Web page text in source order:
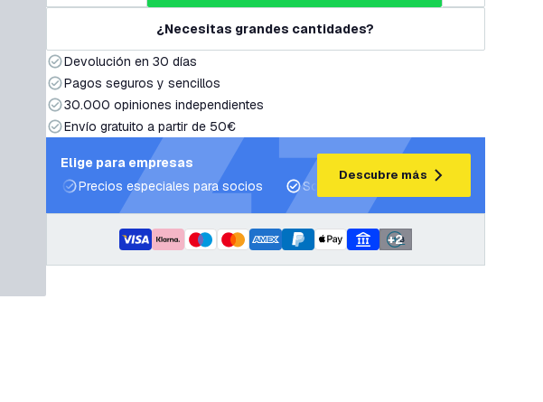
¿Necesitas grandes cantidades?
Devolución en 30 días
Pagos seguros y sencillos
30.000 opiniones independientes
Envío gratuito a partir de 50€
Elige para empresas
Precios especiales para socios
Soporte para proyectos y planes de
Descubre más
+2